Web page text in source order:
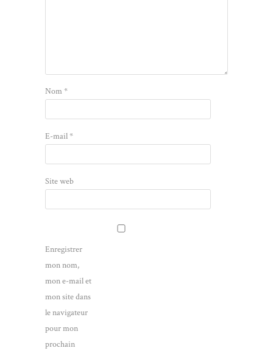
Nom*
E-mail*
Site web
Enregistrer
mon nom,
mon e-mail et
mon site dans
le navigateur
pour mon
prochain